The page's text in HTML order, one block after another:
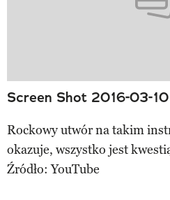
Screen Shot 2016-03-
Rockowy utwór na takim
okazuje, wszystko jest
Źródło: YouTube